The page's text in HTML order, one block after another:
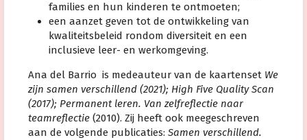
families en hun kinderen te ontmoeten;
een aanzet geven tot de ontwikkeling van
kwaliteitsbeleid rondom diversiteit en een
inclusieve leer- en werkomgeving.
Ana del Barrio is medeauteur van de kaartensetWe
zijn samen verschillend (2021); High Five Quality Scan
(2017); Permanent leren. Van zelfreflectie naar
teamreflectie(2010). Zij heeft ook meegeschreven
aan de volgende publicaties: Samen verschillend.